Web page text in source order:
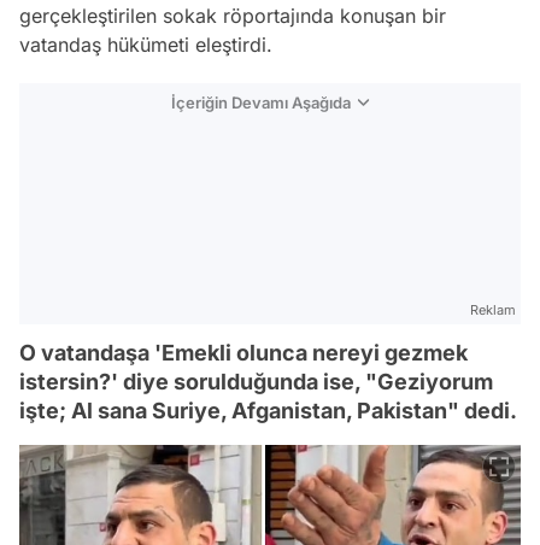
gerçekleştirilen sokak röportajında konuşan bir
vatandaş hükümeti eleştirdi.
İçeriğin Devamı Aşağıda
Reklam
O vatandaşa 'Emekli olunca nereyi gezmek
istersin?' diye sorulduğunda ise, "Geziyorum
işte; Al sana Suriye, Afganistan, Pakistan" dedi.